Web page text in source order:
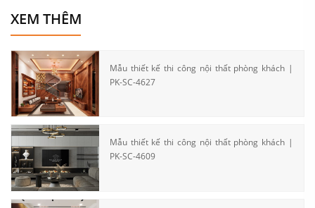
XEM THÊM
Mẫu thiết kế thi công nội thất phòng khách |
PK-SC-4627
Mẫu thiết kế thi công nội thất phòng khách |
PK-SC-4609